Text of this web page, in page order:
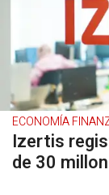
ECONOMÍA
Izertis
de 30